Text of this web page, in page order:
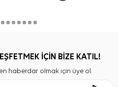
İÇİN BİZE KATIL!
haberdar olmak için üye ol.